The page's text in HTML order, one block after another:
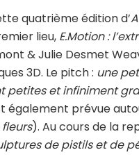
quatrième édition d’
lieu, E.Motion :
& Julie Desmet
3D. Le pitch : une
petites et infiniment
également prévue
fleurs). Au cours de la
de pistils et de